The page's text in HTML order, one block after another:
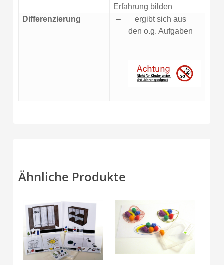
Erfahrung bilden
Differenzierung
–
ergibt sich aus
den o.g. Aufgaben
Ähnliche Produkte